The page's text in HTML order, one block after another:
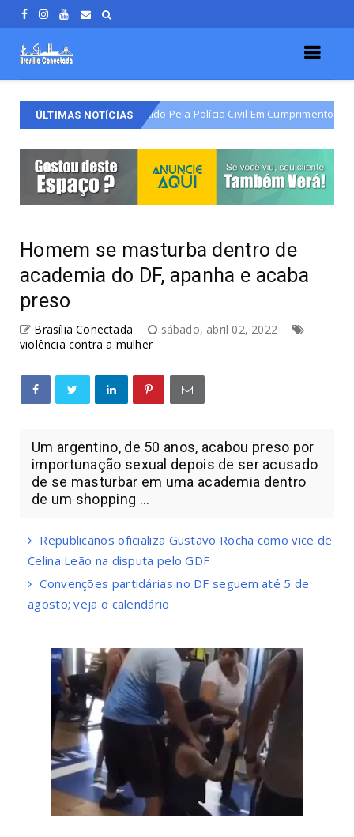
ÚLTIMAS NOTÍCIAS
Varjão É Detido Pela Polícia Civil Em Cumprimento De Mandado De
Homem se masturba dentro de
academia do DF, apanha e acaba
preso
Brasília Conectada
sábado, abril 02, 2022
violência contra a mulher
Um argentino, de 50 anos, acabou preso por
importunação sexual depois de ser acusado
de se masturbar em uma academia dentro
de um shopping ...
Republicanos oficializa Gustavo Rocha como vice de
Celina Leão na disputa pelo GDF
Convenções partidárias no DF seguem até 5 de
agosto; veja o calendário